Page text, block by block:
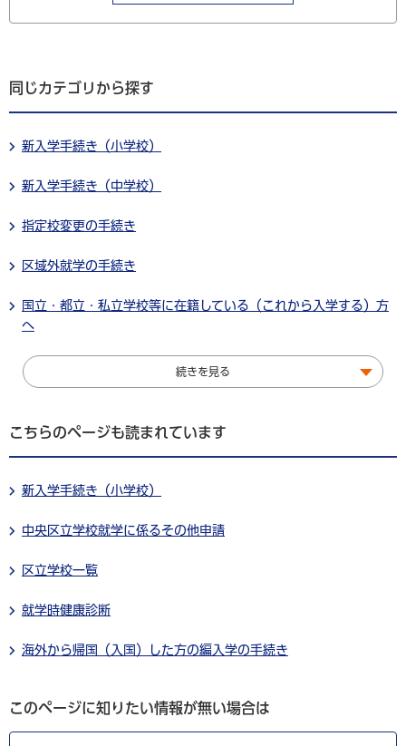
同じカテゴリから探す
新入学手続き（小学校）
新入学手続き（中学校）
指定校変更の手続き
区域外就学の手続き
国立・都立・私立学校等に在籍している（これから入学する）方
へ
続きを見る
こちらのページも読まれています
新入学手続き（小学校）
中央区立学校就学に係るその他申請
区立学校一覧
就学時健康診断
海外から帰国（入国）した方の編入学の手続き
このページに知りたい情報が無い場合は